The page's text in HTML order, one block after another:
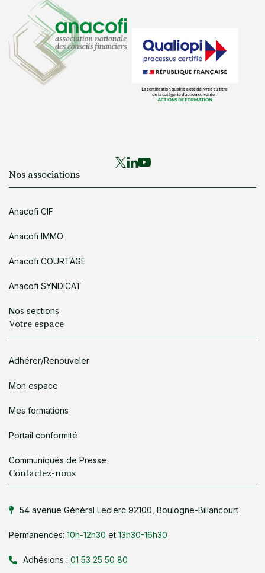
Nos associations
Anacofi CIF
Anacofi IMMO
Anacofi COURTAGE
Anacofi SYNDICAT
Nos sections
Votre espace
Adhérer/Renouveler
Mon espace
Mes formations
Portail conformité
Communiqués de Presse
Contactez-nous
54 avenue Général Leclerc 92100, Boulogne-Billancourt
Permanences: 10h-12h30 et 13h30-16h30
Adhésions : 01 53 25 50 80